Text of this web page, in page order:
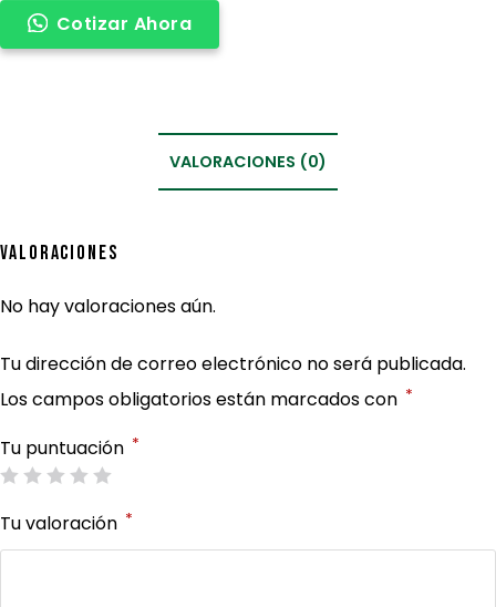
Cotizar Ahora
VALORACIONES (0)
Valoraciones
No hay valoraciones aún.
Tu dirección de correo electrónico no será publicada.
Los campos obligatorios están marcados con *
Tu puntuación *
Tu valoración *